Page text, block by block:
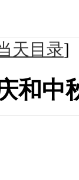
天目录
和中